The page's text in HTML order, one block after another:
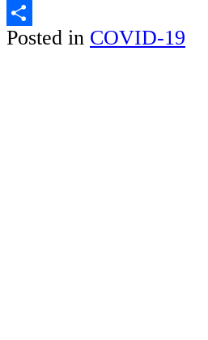
Email
Share
Posted in COVID-19